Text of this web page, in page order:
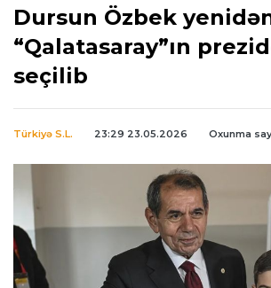
Dursun Özbek
“Qalatasaray”ın
seçilib
Türkiyə S.L. 23:29 23.05.2026 Oxunma